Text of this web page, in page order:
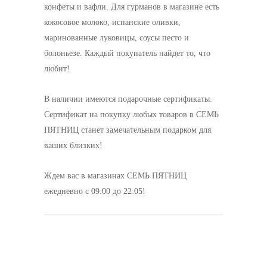
конфеты и вафли. Для гурманов в магазине есть
кокосовое молоко, испанские оливки,
маринованные луковицы, соусы песто и
болоньезе. Каждый покупатель найдет то, что
любит!
В наличии имеются подарочные сертификаты.
Сертификат на покупку любых товаров в СЕМЬ
ПЯТНИЦ станет замечательным подарком для
ваших близких!
Ждем вас в магазинах СЕМЬ ПЯТНИЦ
ежедневно с 09:00 до 22:05!